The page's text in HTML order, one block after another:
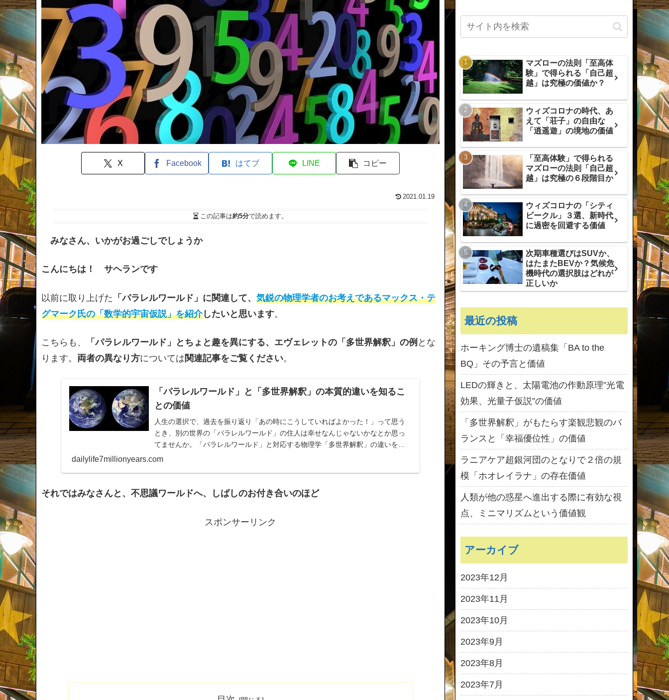
X Facebook はてブ LINE コピー
2021.01.19
この記事は約5分で読めます。
みなさん、いかがお過ごしでしょうか
こんにちは！ サヘランです
以前に取り上げた 「パラレルワールド」に関連して、 気鋭の物理学者のお考えであるマックス・テ
グマーク氏の「数学的宇宙仮説」を紹介したいと思います。
こちらも、 「パラレルワールド」とちょと趣を異にする、エヴェレットの「多世界解釈」の例 とな
ります。 両者の異なり方については関連記事をご覧ください。
「パラレルワールド」と「多世界解釈」の本質的違いを知るこ
との価値
人生の選択で、過去を振り返り「あの時にこうしていればよかった！」って思う
とき、別の世界の「パラレルワールド」の住人は幸せなんじゃないかなとか思っ
てませんか。「パラレルワールド」と対応する物理学「多世界解釈」の違いを知
っていることのその価値…
dailylife7millionyears.com
それではみなさんと、不思議ワールドへ、しばしのお付き合いのほど
スポンサーリンク
マズローの法則「至高体
験」で得られる「自己超
越」は究極の価値か？
ウィズコロナの時代、あ
えて「荘子」の自由な
「逍遥遊」の境地の価値
「至高体験」で得られる
マズローの法則「自己超
越」は究極の６段階目か
ウィズコロナの「シティ
ビークル」３選、新時代
に過密を回避する価値
次期車種選びはSUVか、
はたまたBEVか？気候危
機時代の選択肢はどれが
正しいか
最近の投稿
ホーキング博士の遺稿集「BA to the
BQ」その予言と価値
LEDの輝きと、太陽電池の作動原理”光電
効果、光量子仮説”の価値
「多世界解釈」がもたらす楽観悲観のバ
ランスと「幸福優位性」の価値
ラニアケア超銀河団のとなりで２倍の規
模「ホオレイラナ」の存在価値
人類が他の惑星へ進出する際に有効な視
点、ミニマリズムという価値観
アーカイブ
2023年12月
2023年11月
2023年10月
2023年9月
2023年8月
2023年7月